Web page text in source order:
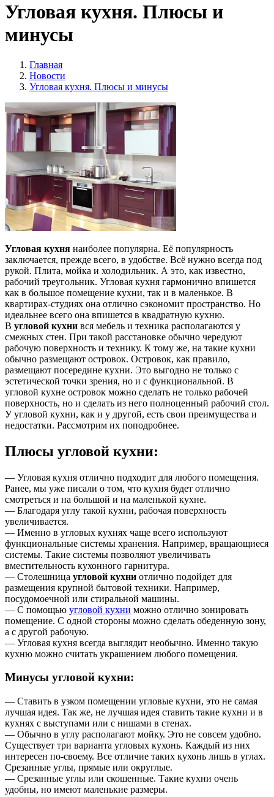
Угловая кухня. Плюсы и
минусы
Главная
Новости
Угловая кухня. Плюсы и минусы
Угловая кухня наиболее популярна. Её популярность
заключается, прежде всего, в удобстве. Всё нужно всегда под
рукой. Плита, мойка и холодильник. А это, как известно,
рабочий треугольник. Угловая кухня гармонично впишется
как в большое помещение кухни, так и в маленькое. В
квартирах-студиях она отлично сэкономит пространство. Но
идеальнее всего она впишется в квадратную кухню.
В угловой кухни вся мебель и техника располагаются у
смежных стен. При такой расстановке обычно чередуют
рабочую поверхность и технику. К тому же, на такие кухни
обычно размещают островок. Островок, как правило,
размещают посередине кухни. Это выгодно не только с
эстетической точки зрения, но и с функциональной. В
угловой кухне островок можно сделать не только рабочей
поверхность, но и сделать из него полноценный рабочий стол.
У угловой кухни, как и у другой, есть свои преимущества и
недостатки. Рассмотрим их поподробнее.
Плюсы угловой кухни:
— Угловая кухня отлично подходит для любого помещения.
Ранее, мы уже писали о том, что кухня будет отлично
смотреться и на большой и на маленькой кухне.
— Благодаря углу такой кухни, рабочая поверхность
увеличивается.
— Именно в угловых кухнях чаще всего используют
функциональные системы хранения. Например, вращающиеся
системы. Такие системы позволяют увеличивать
вместительность кухонного гарнитура.
— Столешница угловой кухни отлично подойдет для
размещения крупной бытовой техники. Например,
посудомоечной или стиральной машины.
— С помощью угловой кухни можно отлично зонировать
помещение. С одной стороны можно сделать обеденную зону,
а с другой рабочую.
— Угловая кухня всегда выглядит необычно. Именно такую
кухню можно считать украшением любого помещения.
Минусы угловой кухни:
— Ставить в узком помещении угловые кухни, это не самая
лучшая идея. Так же, не лучшая идея ставить такие кухни и в
кухнях с выступами или с нишами в стенах.
— Обычно в углу располагают мойку. Это не совсем удобно.
Существует три варианта угловых кухонь. Каждый из них
интересен по-своему. Все отличие таких кухонь лишь в углах.
Срезанные углы, прямые или округлые.
— Срезанные углы или скошенные. Такие кухни очень
удобны, но имеют маленькие размеры.